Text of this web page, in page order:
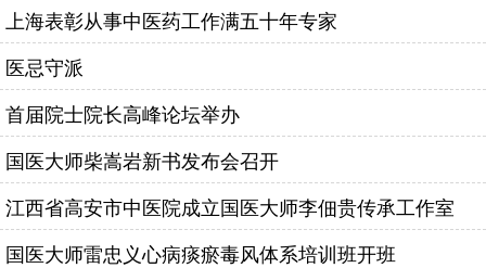
上海表彰从事中医药工作满五十年专家
医忌守派
首届院士院长高峰论坛举办
国医大师柴嵩岩新书发布会召开
江西省高安市中医院成立国医大师李佃贵传承工作室
国医大师雷忠义心病痰瘀毒风体系培训班开班